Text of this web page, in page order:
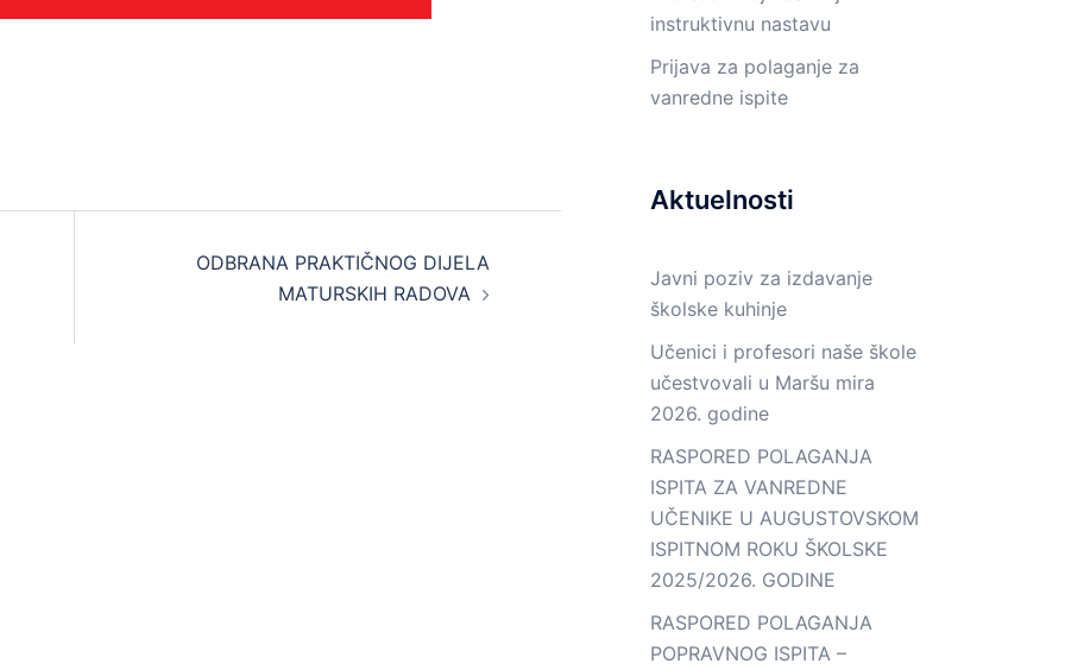
ODBRANA PRAKTIČNOG DIJELA
MATURSKIH RADOVA
instruktivnu nastavu
Prijava za polaganje za
vanredne ispite
Aktuelnosti
Javni poziv za izdavanje
školske kuhinje
Učenici i profesori naše škole
učestvovali u Maršu mira
2026. godine
RASPORED POLAGANJA
ISPITA ZA VANREDNE
UČENIKE U AUGUSTOVSKOM
ISPITNOM ROKU ŠKOLSKE
2025/2026. GODINE
RASPORED POLAGANJA
POPRAVNOG ISPITA –